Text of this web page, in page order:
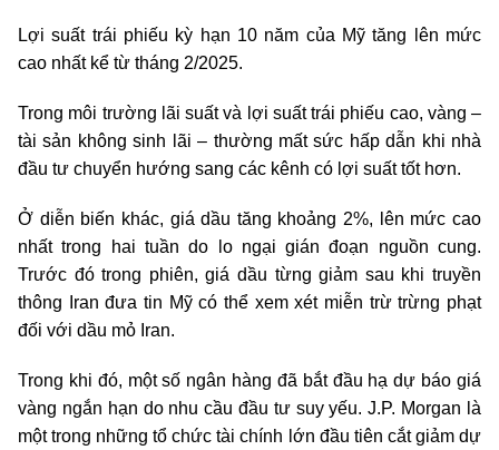
Lợi suất trái phiếu kỳ hạn 10 năm của Mỹ tăng lên mức
cao nhất kể từ tháng 2/2025.
Trong môi trường lãi suất và lợi suất trái phiếu cao, vàng –
tài sản không sinh lãi – thường mất sức hấp dẫn khi nhà
đầu tư chuyển hướng sang các kênh có lợi suất tốt hơn.
Ở diễn biến khác, giá dầu tăng khoảng 2%, lên mức cao
nhất trong hai tuần do lo ngại gián đoạn nguồn cung.
Trước đó trong phiên, giá dầu từng giảm sau khi truyền
thông Iran đưa tin Mỹ có thể xem xét miễn trừ trừng phạt
đối với dầu mỏ Iran.
Trong khi đó, một số ngân hàng đã bắt đầu hạ dự báo giá
vàng ngắn hạn do nhu cầu đầu tư suy yếu. J.P. Morgan là
một trong những tổ chức tài chính lớn đầu tiên cắt giảm dự